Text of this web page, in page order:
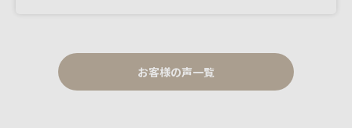
お客様の声一覧